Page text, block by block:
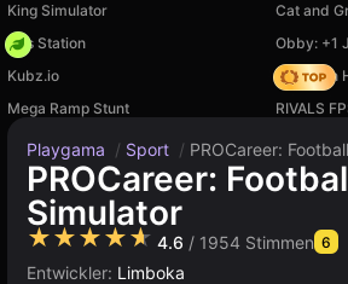
King Simulator
Cat and
Gas Station
Obby: +1
Kubz.io
My Town
Mega Ramp Stunt
RIVALS
Playgama / Sport / PROCareer:
PROCareer:
Simulator
★★★★★ 4.6 / 1954 Stimmen 6
Entwickler: Limboka